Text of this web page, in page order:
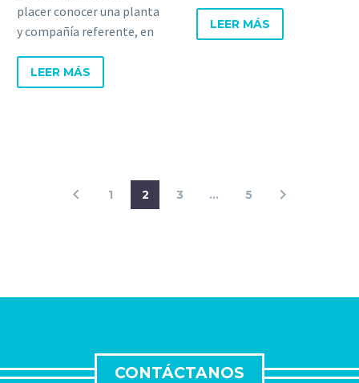
placer conocer una planta
y compañía referente, en
vanguardia de la mejora
continua.
LEER MÁS
mejora continua y éxito
duradero.
LEER MÁS
1 2 3 … 5
CONTÁCTANOS